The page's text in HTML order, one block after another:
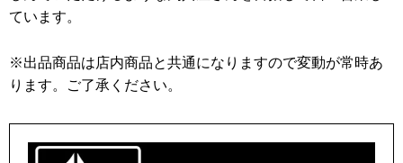
ています。
※出品商品は店内商品と共通になりますので変動が常時あ
ります。ご了承ください。